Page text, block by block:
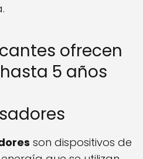
ofrecen
5 años
son dispositivos de